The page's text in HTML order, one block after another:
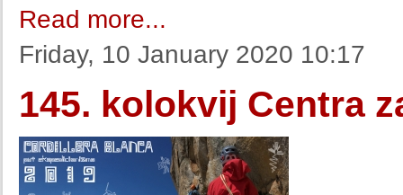
Read more...
Friday, 10 January 2020 10:17
145. kolokvij Centra